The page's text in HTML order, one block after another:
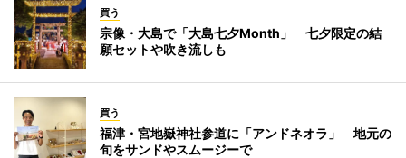
買う
宗像・大島で「大島七夕Month」 七夕限定の結
願セットや吹き流しも
買う
福津・宮地嶽神社参道に「アンドネオラ」 地元の
旬をサンドやスムージーで